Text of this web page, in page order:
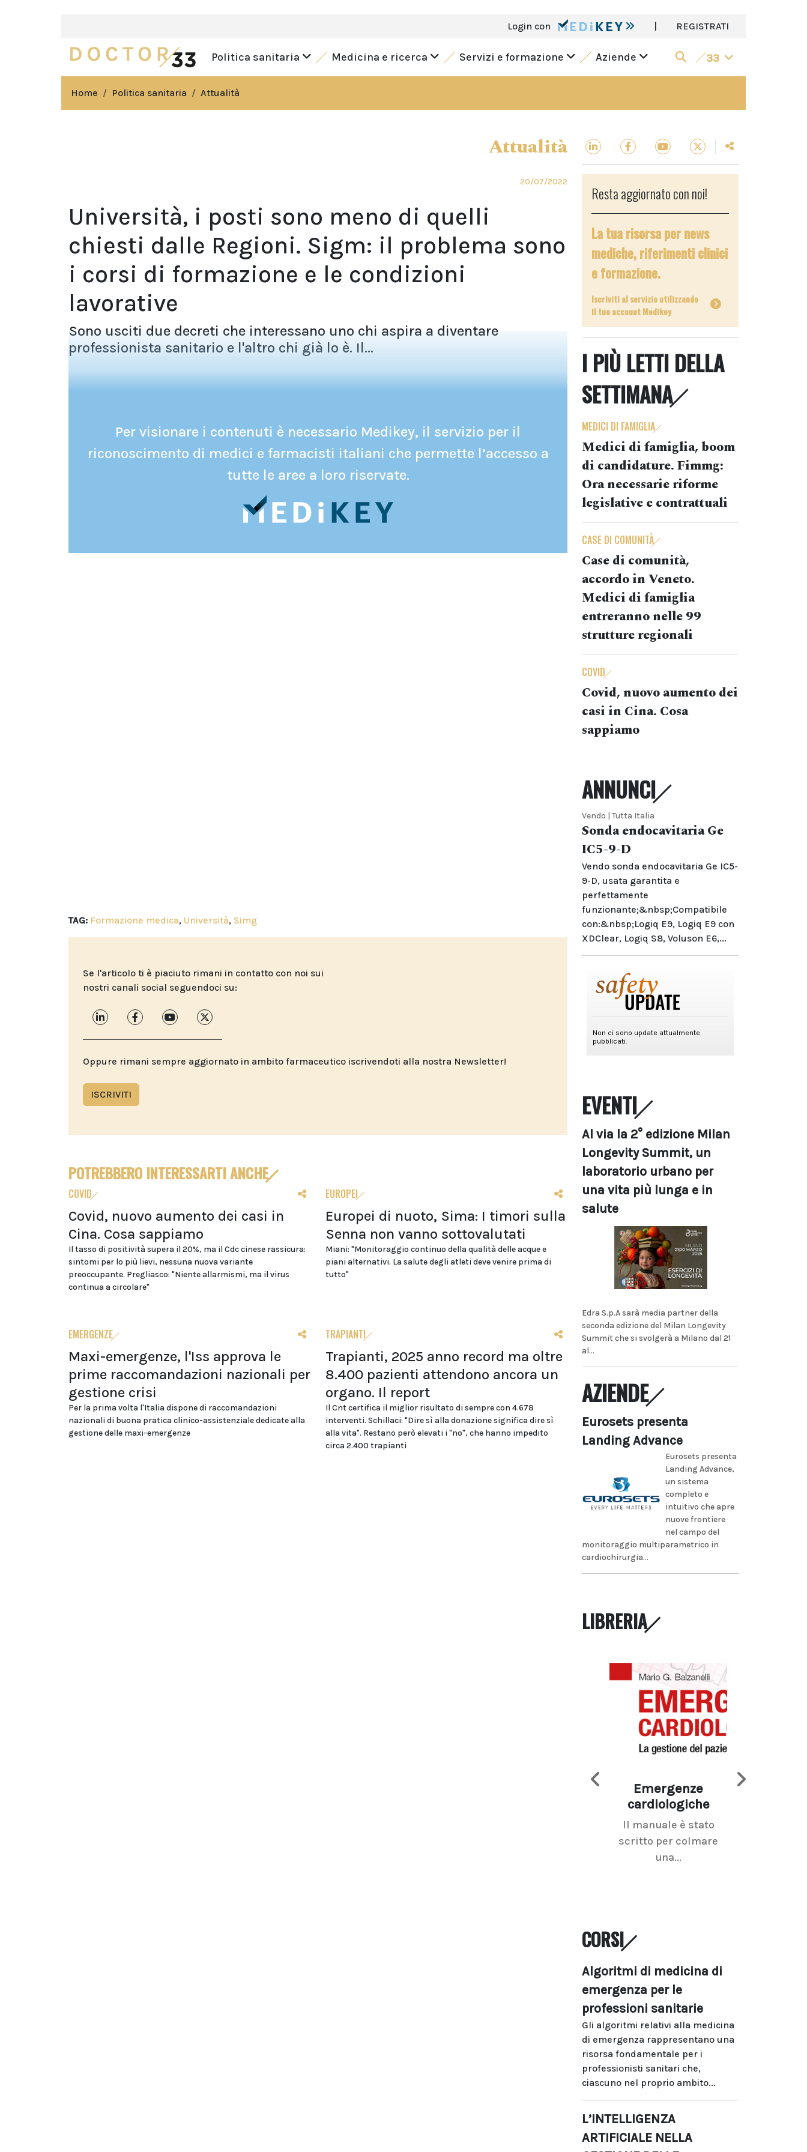
Login con | REGISTRATI
Politica sanitaria Medicina e ricerca Servizi e formazione Aziende 33
Home Politica sanitaria Attualità
Attualità
20/07/2022
Università, i posti sono meno di quelli
chiesti dalle Regioni. Sigm: il problema sono
i corsi di formazione e le condizioni
lavorative
Sono usciti due decreti che interessano uno chi aspira a diventare
professionista sanitario e l'altro chi già lo è. Il...
Per visionare i contenuti è necessario Medikey, il servizio per il
riconoscimento di medici e farmacisti italiani che permette l’accesso a
tutte le aree a loro riservate.
TAG: Formazione medica, Università, Simg
Se l'articolo ti è piaciuto rimani in contatto con noi sui
nostri canali social seguendoci su:
Oppure rimani sempre aggiornato in ambito farmaceutico iscrivendoti alla nostra Newsletter!
ISCRIVITI
POTREBBERO INTERESSARTI ANCHE
COVID
Covid, nuovo aumento dei casi in
Cina. Cosa sappiamo
Il tasso di positività supera il 20%, ma il Cdc cinese rassicura:
sintomi per lo più lievi, nessuna nuova variante
preoccupante. Pregliasco: "Niente allarmismi, ma il virus
continua a circolare"
EUROPEI
Europei di nuoto, Sima: I timori sulla
Senna non vanno sottovalutati
Miani: "Monitoraggio continuo della qualità delle acque e
piani alternativi. La salute degli atleti deve venire prima di
tutto"
EMERGENZE
Maxi-emergenze, l'Iss approva le
prime raccomandazioni nazionali per
gestione crisi
Per la prima volta l'Italia dispone di raccomandazioni
nazionali di buona pratica clinico-assistenziale dedicate alla
gestione delle maxi-emergenze
TRAPIANTI
Trapianti, 2025 anno record ma oltre
8.400 pazienti attendono ancora un
organo. Il report
Il Cnt certifica il miglior risultato di sempre con 4.678
interventi. Schillaci: "Dire sì alla donazione significa dire sì
alla vita". Restano però elevati i "no", che hanno impedito
circa 2.400 trapianti
Resta aggiornato con noi!
La tua risorsa per news
mediche, riferimenti clinici
e formazione.
Iscriviti al servizio utilizzando
il tuo account Medikey
I PIÙ LETTI DELLA
SETTIMANA
MEDICI DI FAMIGLIA
Medici di famiglia, boom
di candidature. Fimmg:
Ora necessarie riforme
legislative e contrattuali
CASE DI COMUNITÀ
Case di comunità,
accordo in Veneto.
Medici di famiglia
entreranno nelle 99
strutture regionali
COVID
Covid, nuovo aumento dei
casi in Cina. Cosa
sappiamo
ANNUNCI
Vendo | Tutta Italia
Sonda endocavitaria Ge
IC5-9-D
Vendo sonda endocavitaria Ge IC5-
9-D, usata garantita e
perfettamente
funzionante;&nbsp;Compatibile
con:&nbsp;Logiq E9, Logiq E9 con
XDClear, Logiq S8, Voluson E6,...
EVENTI
Al via la 2° edizione Milan
Longevity Summit, un
laboratorio urbano per
una vita più lunga e in
salute
Edra S.p.A sarà media partner della
seconda edizione del Milan Longevity
Summit che si svolgerà a Milano dal 21
al...
AZIENDE
Eurosets presenta
Landing Advance
Eurosets presenta
Landing Advance,
un sistema
completo e
intuitivo che apre
nuove frontiere
nel campo del
monitoraggio multiparametrico in
cardiochirurgia...
LIBRERIA
Emergenze
cardiologiche
Il manuale è stato
scritto per colmare
una...
CORSI
Algoritmi di medicina di
emergenza per le
professioni sanitarie
Gli algoritmi relativi alla medicina
di emergenza rappresentano una
risorsa fondamentale per i
professionisti sanitari che,
ciascuno nel proprio ambito...
L’INTELLIGENZA
ARTIFICIALE NELLA